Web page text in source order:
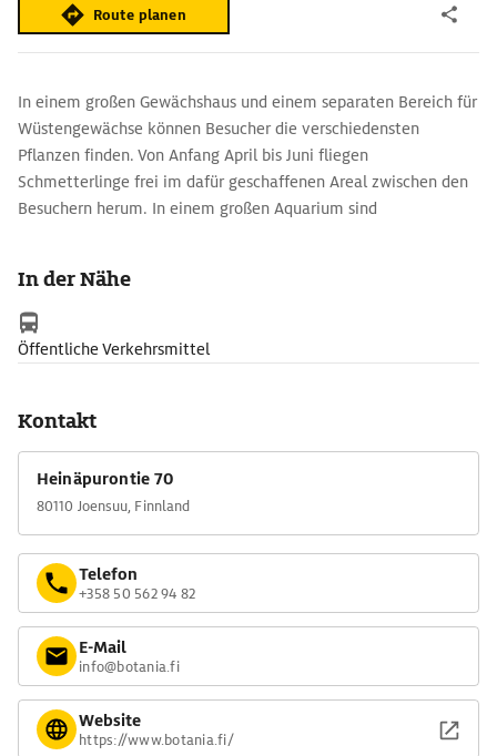
Route planen
In einem großen Gewächshaus und einem separaten Bereich für
Wüstengewächse können Besucher die verschiedensten
Pflanzen finden. Von Anfang April bis Juni fliegen
Schmetterlinge frei im dafür geschaffenen Areal zwischen den
Besuchern herum. In einem großen Aquarium sind
großen Garten im Freien gedeihen 1500 Pflanzenarten. Es gibt
Wasserelemente, einen Gemüse- und einen Sinnesgarten.
In der Nähe
Öffentliche Verkehrsmittel
Kontakt
Heinäpurontie 70
80110 Joensuu, Finnland
Telefon
+358 50 562 94 82
E-Mail
info@botania.fi
Website
https://www.botania.fi/